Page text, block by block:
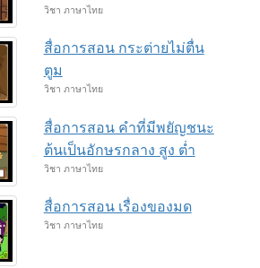
วิชา ภาษาไทย
สื่อการสอน กระต่ายไม่ตื่น
ตูม
วิชา ภาษาไทย
สื่อการสอน คำที่มีพยัญชนะ
ต้นเป็นอักษรกลาง สูง ต่ำ
วิชา ภาษาไทย
สื่อการสอน เรื่องของมด
วิชา ภาษาไทย